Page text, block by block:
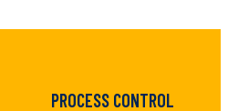
PROCESS CONTROL